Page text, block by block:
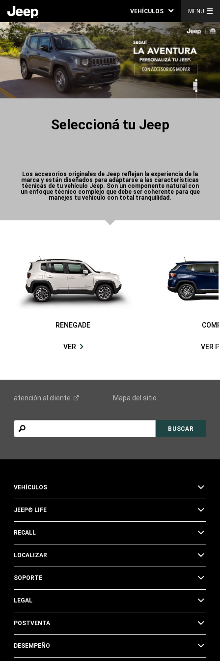
VEHÍCULOS MENU
Seleccioná tu Jeep
Los accesorios originales de Jeep reflejan la experiencia de la
marca y están diseñados para adaptarse a las características
técnicas de tu vehículo Jeep. Son un componente natural con
un enfoque técnico complejo que debe ser coherente para que
manejes tu vehículo con total tranquilidad.
RENEGADE
VER VER
atención al cliente Mapa del sitio
BUSCAR
BUSCAR
VEHÍCULOS
JEEP® LIFE
RECALL
LOCALIZAR
SOPORTE
LEGAL
POSTVENTA
DESEMPEÑO